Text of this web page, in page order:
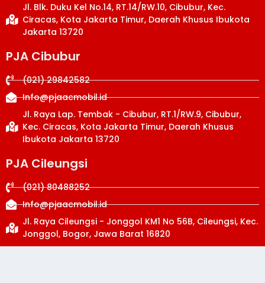
Jl. Blk. Duku Kel No.14, RT.14/RW.10, Cibubur, Kec.
Ciracas, Kota Jakarta Timur, Daerah Khusus Ibukota
Jakarta 13720
PJA Cibubur
(021) 29842582
Info@pjaacmobil.id
Jl. Raya Lap. Tembak - Cibubur, RT.1/RW.9, Cibubur,
Kec. Ciracas, Kota Jakarta Timur, Daerah Khusus
Ibukota Jakarta 13720
PJA Cileungsi
(021) 80488252
Info@pjaacmobil.id
Jl. Raya Cileungsi - Jonggol KM1 No 56B, Cileungsi, Kec.
Jonggol, Bogor, Jawa Barat 16820